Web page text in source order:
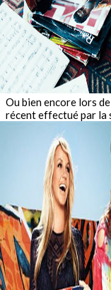
Ou bien encore lors
récent effectué par la